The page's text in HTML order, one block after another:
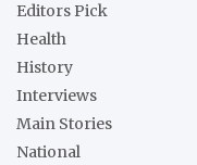
Editors Pick
Health
History
Interviews
Main Stories
National